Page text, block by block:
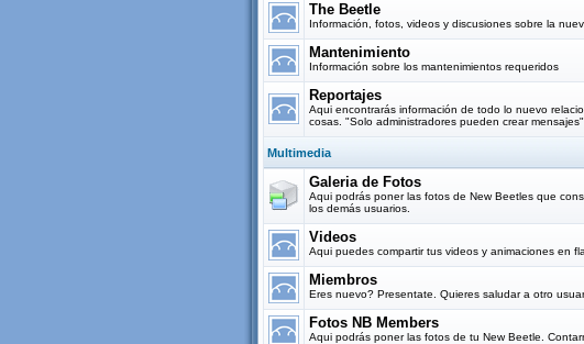
The Beetle
Información, fotos, videos y discusiones sobre la
Mantenimiento
Información sobre los mantenimientos requeridos
Reportajes
Aqui encontrarás información de todo lo nuevo
cosas. "Solo administradores pueden crear mensajes"
Multimedia
Galeria de Fotos
Aqui podrás poner las fotos de New Beetles que
los demás usuarios.
Videos
Aqui puedes compartir tus videos y animaciones en
Miembros
Eres nuevo? Presentate. Quieres saludar a otro
Fotos NB Members
Aqui podrás poner las fotos de tu New Beetle.